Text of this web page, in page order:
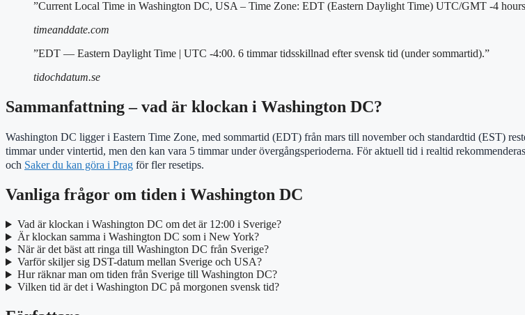
”Current Local Time in Washington DC, USA – Time Zone: EDT (Eastern Daylight Time) UTC/GMT -4
timeanddate.com
”EDT — Eastern Daylight Time | UTC -4:00. 6 timmar tidsskillnad efter svensk tid (under sommartid).”
tidochdatum.se
Sammanfattning – vad är klockan i Washington DC?
Washington DC ligger i Eastern Time Zone, med sommartid (EDT) från mars till november och standardtid (EST)
timmar under vintertid, men den kan vara 5 timmar under övergångsperioderna. För aktuell tid i realtid
och Saker du kan göra i Prag för fler resetips.
Vanliga frågor om tiden i Washington DC
Vad är klockan i Washington DC om det är 12:00 i Sverige?
Är klockan samma i Washington DC som i New York?
När är det bäst att ringa till Washington DC från Sverige?
Varför skiljer sig DST-datum mellan Sverige och USA?
Hur räknar man om tiden från Sverige till Washington DC?
Vilken tid är det i Washington DC på morgonen svensk tid?